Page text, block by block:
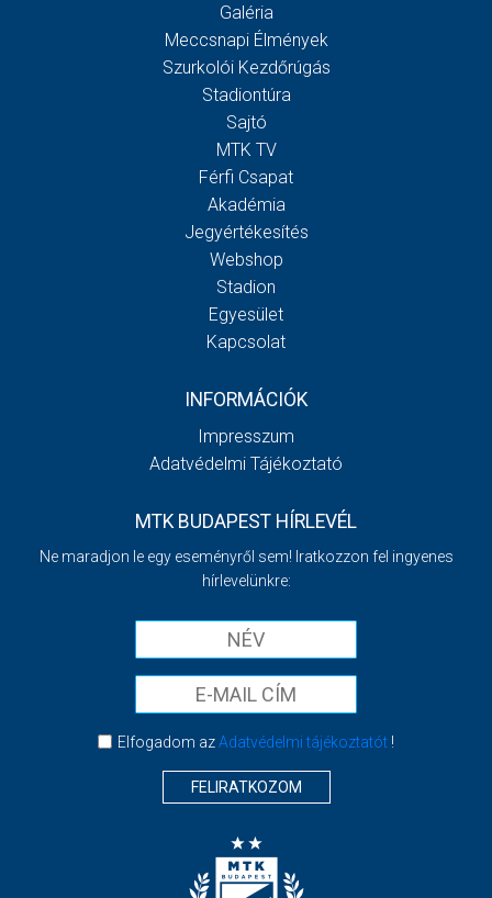
Galéria
Meccsnapi Élmények
Szurkolói Kezdőrúgás
Stadiontúra
Sajtó
MTK TV
Férfi Csapat
Akadémia
Jegyértékesítés
Webshop
Stadion
Egyesület
Kapcsolat
INFORMÁCIÓK
Impresszum
Adatvédelmi Tájékoztató
MTK BUDAPEST HÍRLEVÉL
Ne maradjon le egy eseményről sem! Iratkozzon fel ingyenes
hírlevelünkre:
Elfogadom azAdatvédelmi tájékoztatót!
FELIRATKOZOM